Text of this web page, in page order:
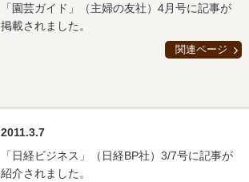
「園芸ガイド」（主婦の友社）4月号に記事が
掲載されました。
関連ページ
2011.3.7
「日経ビジネス」（日経BP社）3/7号に記事が
紹介されました。